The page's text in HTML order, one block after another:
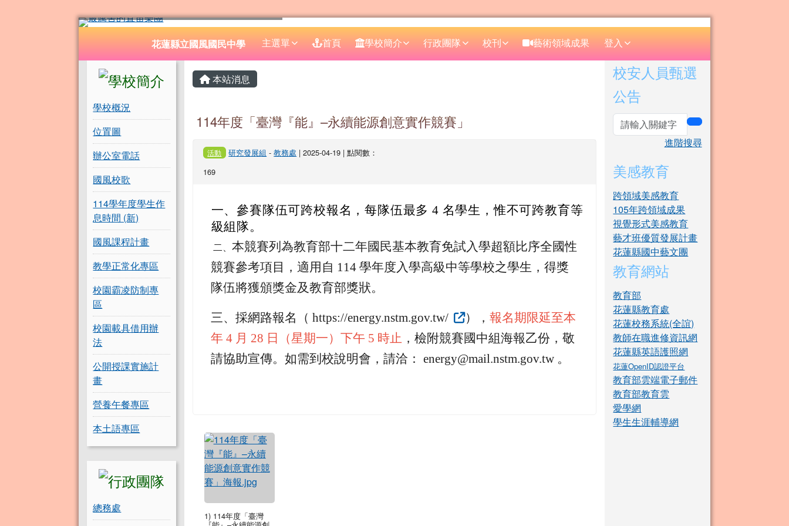
花蓮縣立國風國民中學
導覽列 花蓮縣立國風國民中學 主選單 首頁 學校簡介 行政團隊 校刊 藝術領域成果 登入
左邊區域內容
學校概況
位置圖
辦公室電話
國風校歌
114學年度學生作
息時間 (新)
國風課程計畫
教學正常化專區
校園霸凌防制專
區
校園載具借用辦
法
公開授課實施計
畫
營養午餐專區
本土語專區
總務處
主內容區域
本站消息
114年度「臺灣『能』–永續能源創意實作競賽」
活動 研究發展組 -教務處 | 2025-04-19 | 點閱數：
169
一、參賽隊伍可跨校報名，每隊伍最多 4 名學生，惟不可跨教育等
級組隊。
二、 本競賽列為教育部十二年國民基本教育免試入學超額比序全國性
競賽參考項目，適用自 114 學年度入學高級中等學校之學生，得獎
隊伍將獲頒獎金及教育部獎狀。
三、採網路報名（ https://energy.nstm.gov.tw/ ），報名期限延至本
年 4 月 28 日（星期一）下午 5 時止 ，檢附競賽國中組海報乙份，敬
請協助宣傳。如需到校說明會，請洽： energy@mail.nstm.gov.tw 。
1) 114年度「臺灣
右邊區域內容
校安人員甄選
公告
search
進階搜尋
美感教育
跨領域美感教育
105年跨領域成果
視覺形式美感教育
藝才班優質發展計畫
花蓮縣國中藝文團
教育網站
教育部
花蓮縣教育處
花蓮校務系統(全誼)
教師在職進修資訊網
花蓮縣英語護照網
花蓮OpenID認證平台
教育部雲端電子郵件
教育部教育雲
愛學網
學生生涯輔導網
頁尾區域